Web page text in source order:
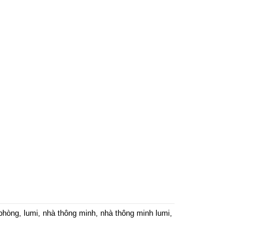
, lumi nhà thông minh, nhà thông minh lumi